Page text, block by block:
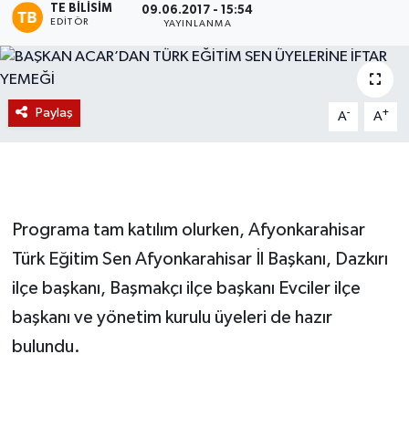
TE BILISIM
EDITÖR
09.06.2017 - 15:54
YAYINLANMA
Paylaş A- A+
Programa tam katılım olurken, Afyonkarahisar
Türk Eğitim Sen Afyonkarahisar İl Başkanı, Dazkırı
ilçe başkanı, Başmakçı ilçe başkanı Evciler ilçe
başkanı ve yönetim kurulu üyeleri de hazır
bulundu.
Etkinlikler